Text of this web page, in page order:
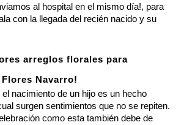
al hospital en el mismo día!, para
con la llegada del recién nacido y su
arreglos florales para
Navarro!
nacimiento de un hijo es un hecho
surgen sentimientos que no se repiten.
como esta también debe de